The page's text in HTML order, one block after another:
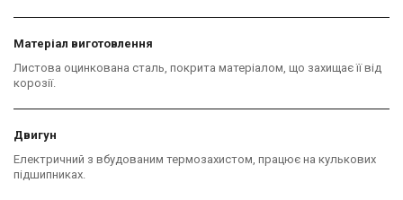
Матеріал виготовлення
Листова оцинкована сталь, покрита матеріалом, що захищає її від
корозії.
Двигун
Електричний з вбудованим термозахистом, працює на кулькових
підшипниках.